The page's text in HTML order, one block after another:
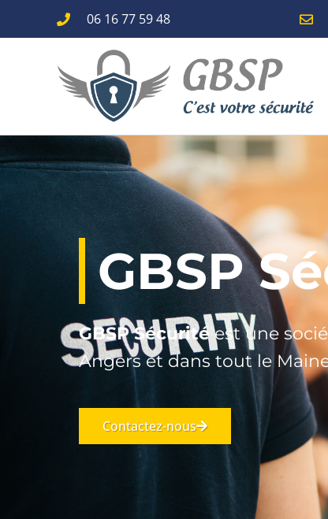
06 16 77 59 48
GBSP
GBSP Sécurité est une
Angers et dans tout le
Contactez-nous